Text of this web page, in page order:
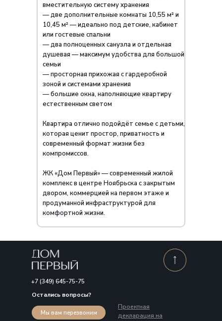
вместительную систему хранения
— две дополнительные комнаты 10,55 м² и
10,45 м² — идеально под детские, кабинет
или гостевые спальни
— два полноценных санузла и отдельная
душевая — максимум удобства для большой
семьи
— просторная прихожая с гардеробной
зоной и системами хранения
— большие окна, наполняющие квартиру
естественным светом
Квартира отлично подойдёт семье с детьми,
которая ценит простор, приватность и
современный формат жизни без
компромиссов.
ЖК «Дом Первый» — современный жилой
комплекс в центре Ноябрьска с закрытым
двором, коммерцией на первом этаже и
продуманной инфраструктурой для
комфортной жизни.
+7 (349) 645-75-75
Проектная
декларация на
Остались вопросы?
Мы вам перезвоним